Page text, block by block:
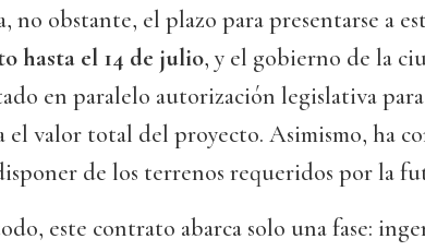
no obstante, el plazo para presentarse a
hasta el 14 de julio, y el gobierno de la
en paralelo autorización legislativa
el valor total del proyecto. Asimismo, ha
de los terrenos requeridos por la
este contrato abarca solo una fase: